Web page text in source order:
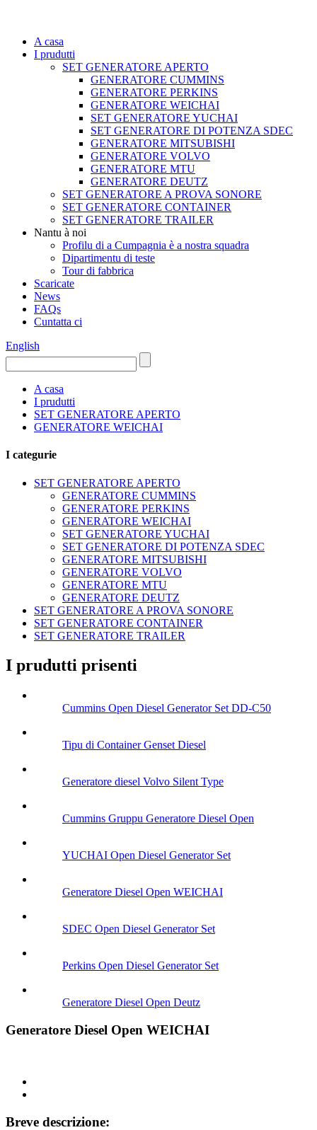
A casa
I prudutti
SET GENERATORE APERTO
GENERATORE CUMMINS
GENERATORE PERKINS
GENERATORE WEICHAI
SET GENERATORE YUCHAI
SET GENERATORE DI POTENZA SDEC
GENERATORE MITSUBISHI
GENERATORE VOLVO
GENERATORE MTU
GENERATORE DEUTZ
SET GENERATORE A PROVA SONORE
SET GENERATORE CONTAINER
SET GENERATORE TRAILER
Nantu à noi
Profilu di a Cumpagnia è a nostra squadra
Dipartimentu di teste
Tour di fabbrica
Scaricate
News
FAQs
Cuntatta ci
English
A casa
I prudutti
SET GENERATORE APERTO
GENERATORE WEICHAI
I categurie
SET GENERATORE APERTO
GENERATORE CUMMINS
GENERATORE PERKINS
GENERATORE WEICHAI
SET GENERATORE YUCHAI
SET GENERATORE DI POTENZA SDEC
GENERATORE MITSUBISHI
GENERATORE VOLVO
GENERATORE MTU
GENERATORE DEUTZ
SET GENERATORE A PROVA SONORE
SET GENERATORE CONTAINER
SET GENERATORE TRAILER
I prudutti prisenti
Cummins Open Diesel Generator Set DD-C50
Tipu di Container Genset Diesel
Generatore diesel Volvo Silent Type
Cummins Gruppu Generatore Diesel Open
YUCHAI Open Diesel Generator Set
Generatore Diesel Open WEICHAI
SDEC Open Diesel Generator Set
Perkins Open Diesel Generator Set
Generatore Diesel Open Deutz
Generatore Diesel Open WEICHAI
Breve descrizione: